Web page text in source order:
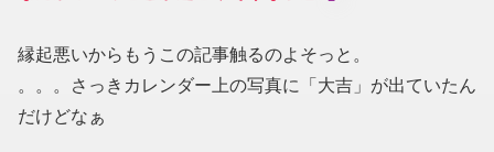
縁起悪いからもうこの記事触るのよそっと。
。。。さっきカレンダー上の写真に「大吉」が出ていたん
だけどなぁ